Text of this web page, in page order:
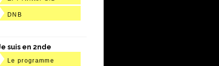
DNB
suis en 2nde
Le programme